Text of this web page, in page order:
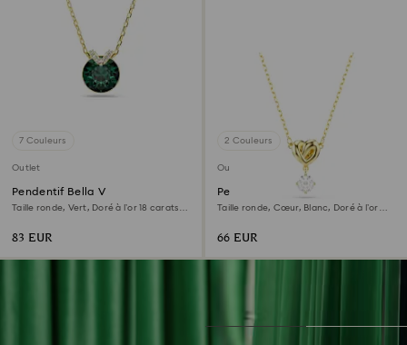
7 Couleurs
Outlet
Pendentif Bella V
Taille ronde, Vert, Doré à l’or 18 carats
83 EUR
2 Couleurs
Outlet
Pendentif Lifelong
Taille ronde, Cœur, Blanc, Doré à l’or
66 EUR